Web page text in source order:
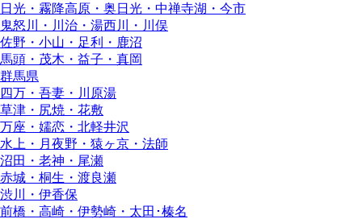
日光・霧降高原・奥日光・中禅寺湖・今市
鬼怒川・川治・湯西川・川俣
佐野・小山・足利・鹿沼
馬頭・茂木・益子・真岡
群馬県
四万・吾妻・川原湯
草津・尻焼・花敷
万座・嬬恋・北軽井沢
水上・月夜野・猿ヶ京・法師
沼田・老神・尾瀬
赤城・桐生・渡良瀬
渋川・伊香保
前橋・高崎・伊勢崎・太田･榛名